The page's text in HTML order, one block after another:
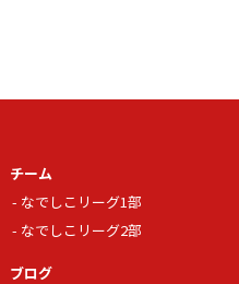
チーム
なでしこリーグ1部
なでしこリーグ2部
ブログ